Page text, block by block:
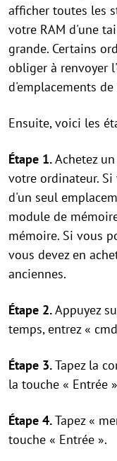
afficher toutes les
votre RAM d'une
grande. Certains
obliger à renvoyer
d'emplacements
Ensuite, voici les
Étape 1.Achetez
votre ordinateur.
d'un seul
module de
mémoire. Si vous
vous devez en
anciennes.
Étape 2.Appuyez
temps, entrez «
Étape 3.Tapez la
la touche « Entrée
Étape 4.Tapez «
touche « Entrée ».